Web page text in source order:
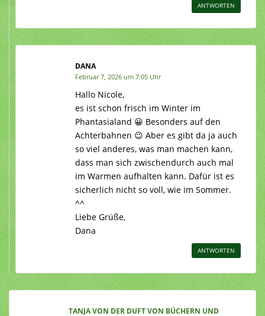
ANTWORTEN
DANA
Februar 7, 2026 um 7:05 Uhr
Hallo Nicole,
es ist schon frisch im Winter im
Phantasialand 😀 Besonders auf den
Achterbahnen 😉 Aber es gibt da ja auch
so viel anderes, was man machen kann,
dass man sich zwischendurch auch mal
im Warmen aufhalten kann. Dafür ist es
sicherlich nicht so voll, wie im Sommer.
^^
Liebe Grüße,
Dana
ANTWORTEN
TANJA VON DER DUFT VON BÜCHERN UND